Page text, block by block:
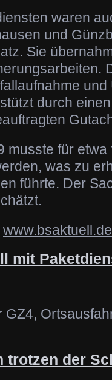
waren
und
Sie
durch
musste für etwa
was zu
führte. Der
www.bsaktuell.de
mit
GZ4,
trotzen der